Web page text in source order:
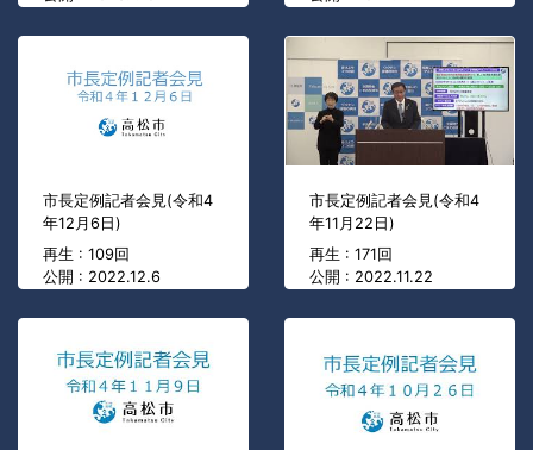
市長定例記者会見(令和4
年12月6日)
再生 : 109回
公開 : 2022.12.6
市長定例記者会見(令和4
年11月22日)
再生 : 171回
公開 : 2022.11.22